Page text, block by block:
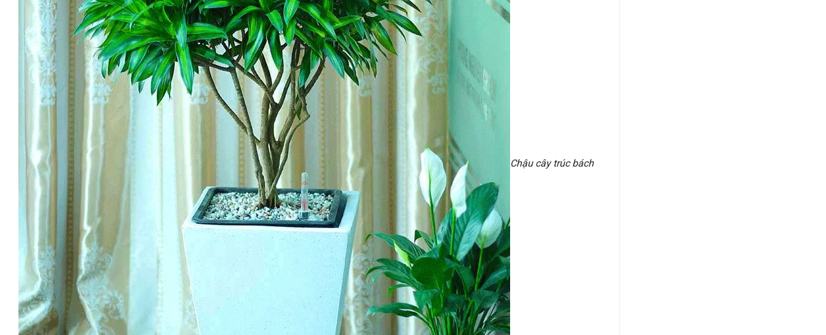
Chậu cây trúc bách